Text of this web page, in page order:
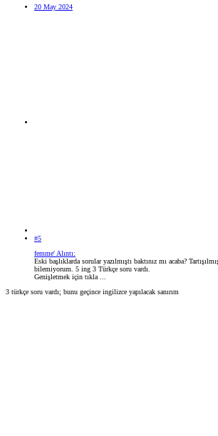
20 May 2024
#5
femme' Alıntı:
Eski başlıklarda sorular yazılmıştı baktınız mı acaba?
bilemiyorum. 5 ing 3 Türkçe soru vardı.
Genişletmek için tıkla ...
3 türkçe soru vardı; bunu geçince ingilizce yapılacak sanırım